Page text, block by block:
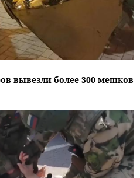
вывезли более 300 мешков